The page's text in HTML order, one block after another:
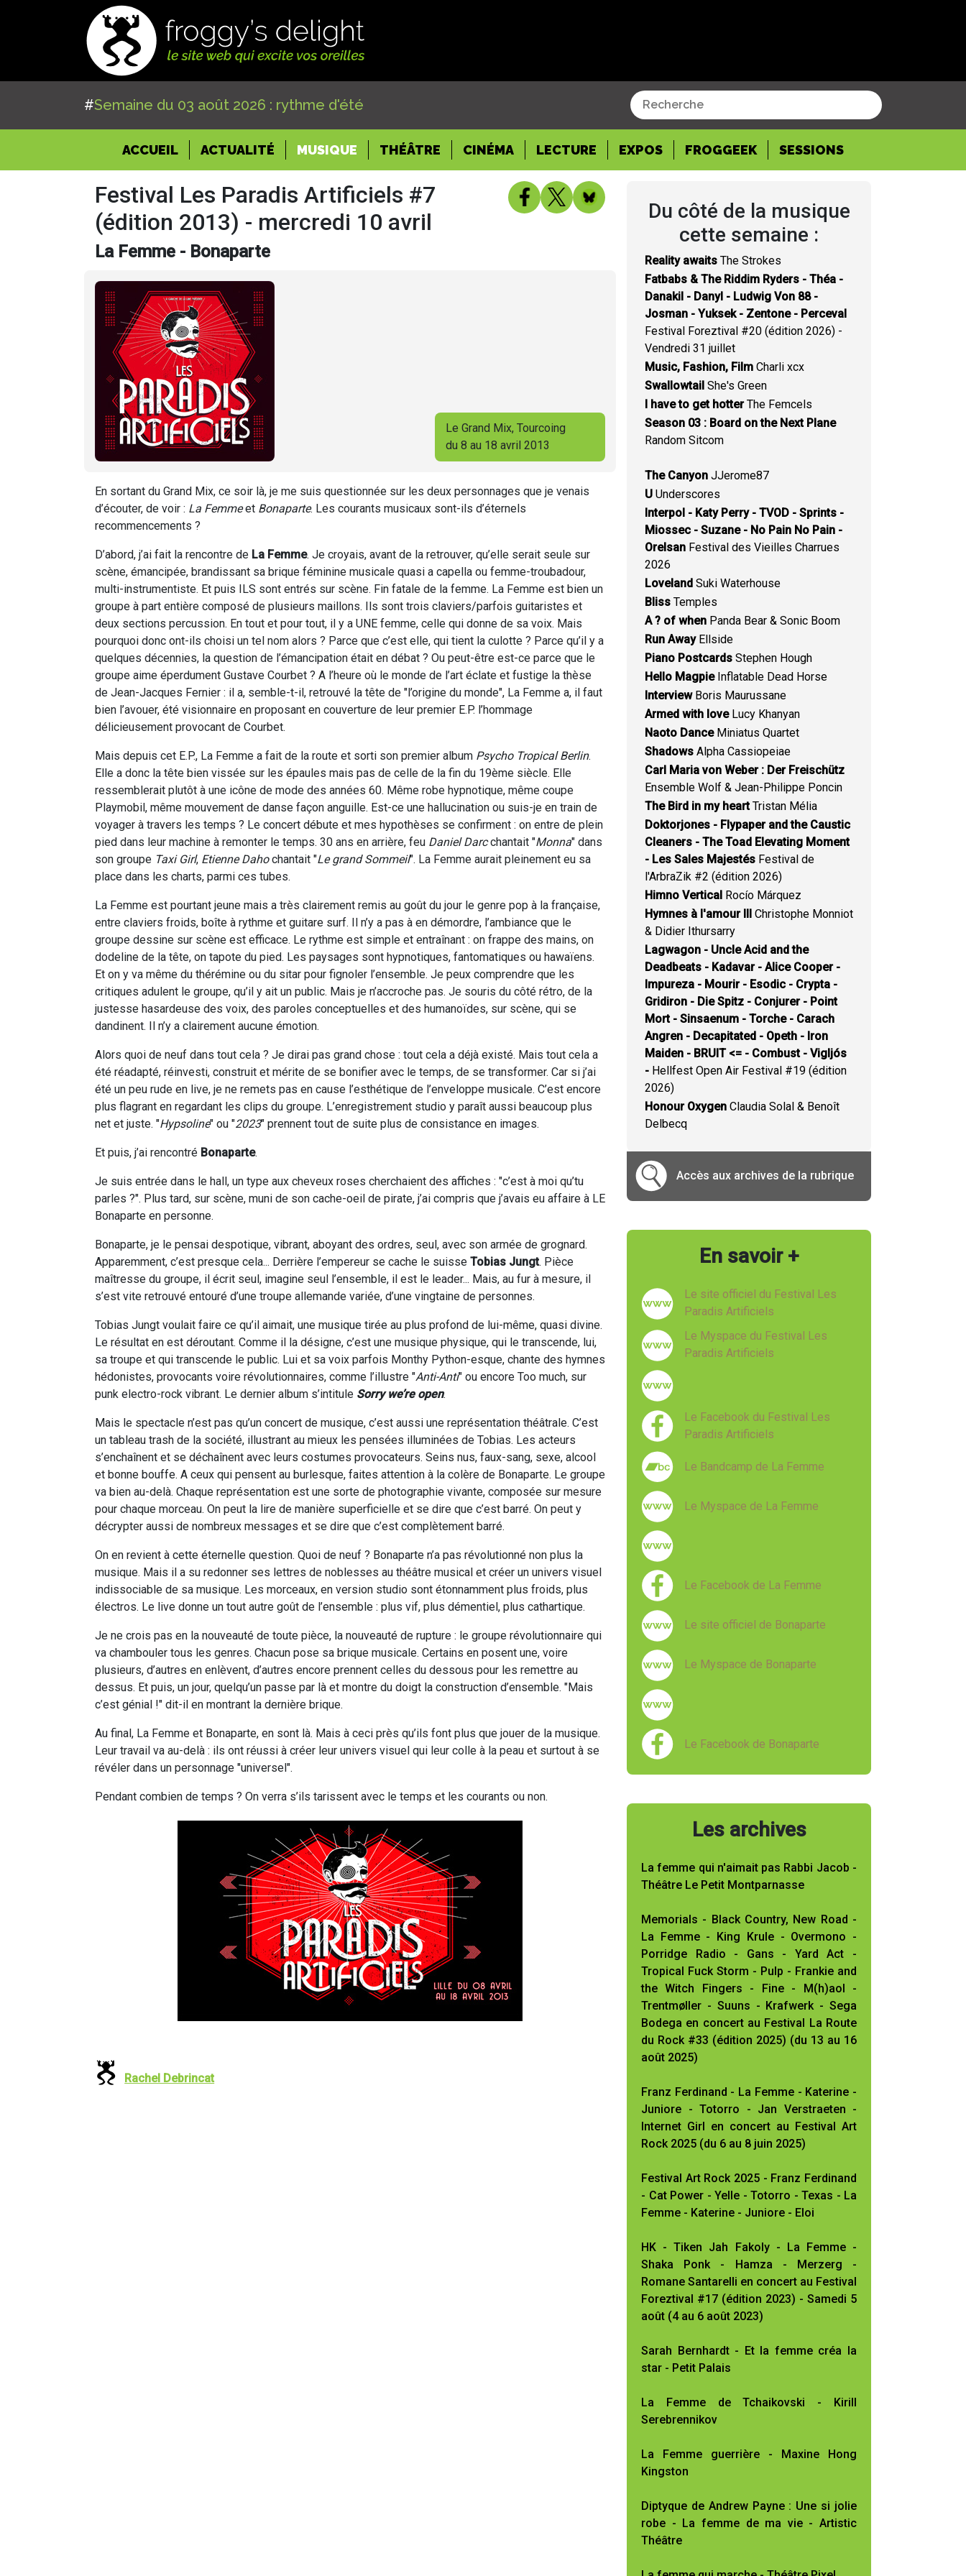
#Semaine du 03 août 2026 : rythme d'été
ACCUEIL(CURRENT)
ACTUALITÉ MUSIQUE THÉÂTRE CINÉMA LECTURE EXPOS FROGGEEK SESSIONS
Festival Les Paradis Artificiels #7
(édition 2013) - mercredi 10 avril
La Femme - Bonaparte
Le Grand Mix, Tourcoing
du 8 au 18 avril 2013
En sortant du Grand Mix, ce soir là, je me suis questionnée sur les deux personnages que je venais
d’écouter, de voir : La Femmeet Bonaparte. Les courants musicaux sont-ils d’éternels
recommencements ?
D’abord, j’ai fait la rencontre de La Femme. Je croyais, avant de la retrouver, qu’elle serait seule sur
scène, émancipée, brandissant sa brique féminine musicale quasi a capella ou femme-troubadour,
multi-instrumentiste. Et puis ILS sont entrés sur scène. Fin fatale de la femme. La Femme est bien un
groupe à part entière composé de plusieurs maillons. Ils sont trois claviers/parfois guitaristes et
deux sections percussion. En tout et pour tout, il y a UNE femme, celle qui donne de sa voix. Mais
pourquoi donc ont-ils choisi un tel nom alors ? Parce que c’est elle, qui tient la culotte ? Parce qu’il y a
quelques décennies, la question de l’émancipation était en débat ? Ou peut-être est-ce parce que le
groupe aime éperdument Gustave Courbet ? A l’heure où le monde de l’art éclate et fustige la thèse
de Jean-Jacques Fernier : il a, semble-t-il, retrouvé la tête de "l’origine du monde", La Femme a, il faut
bien l’avouer, été visionnaire en proposant en couverture de leur premier E.P. l’hommage
délicieusement provocant de Courbet.
Mais depuis cet E.P., La Femme a fait de la route et sorti son premier album Psycho Tropical Berlin.
Elle a donc la tête bien vissée sur les épaules mais pas de celle de la fin du 19ème siècle. Elle
ressemblerait plutôt à une icône de mode des années 60. Même robe hypnotique, même coupe
Playmobil, même mouvement de danse façon anguille. Est-ce une hallucination ou suis-je en train de
voyager à travers les temps ? Le concert débute et mes hypothèses se confirment : on entre de plein
pied dans leur machine à remonter le temps. 30 ans en arrière, feu Daniel Darcchantait "Monna" dans
son groupe Taxi Girl, Etienne Dahochantait "Le grand Sommeil". La Femme aurait pleinement eu sa
place dans les charts, parmi ces tubes.
La Femme est pourtant jeune mais a très clairement remis au goût du jour le genre pop à la française,
entre claviers froids, boîte à rythme et guitare surf. Il n’y a pas à en démordre, l’ambiance que le
groupe dessine sur scène est efficace. Le rythme est simple et entraînant : on frappe des mains, on
dodeline de la tête, on tapote du pied. Les paysages sont hypnotiques, fantomatiques ou hawaïens.
Et on y va même du thérémine ou du sitar pour fignoler l’ensemble. Je peux comprendre que les
critiques adulent le groupe, qu’il y ait un public. Mais je n’accroche pas. Je souris du côté rétro, de la
justesse hasardeuse des voix, des paroles conceptuelles et des humanoïdes, sur scène, qui se
dandinent. Il n’y a clairement aucune émotion.
Alors quoi de neuf dans tout cela ? Je dirai pas grand chose : tout cela a déjà existé. Mais tout cela a
été réadapté, réinvesti, construit et mérite de se bonifier avec le temps, de se transformer. Car si j’ai
été un peu rude en live, je ne remets pas en cause l’esthétique de l’enveloppe musicale. C’est encore
plus flagrant en regardant les clips du groupe. L’enregistrement studio y paraît aussi beaucoup plus
net et juste. "Hypsoline" ou "2023" prennent tout de suite plus de consistance en images.
Et puis, j’ai rencontré Bonaparte.
Je suis entrée dans le hall, un type aux cheveux roses cherchaient des affiches : "c’est à moi qu’tu
parles ?". Plus tard, sur scène, muni de son cache-oeil de pirate, j’ai compris que j’avais eu affaire à LE
Bonaparte en personne.
Bonaparte, je le pensai despotique, vibrant, aboyant des ordres, seul, avec son armée de grognard.
Apparemment, c’est presque cela... Derrière l’empereur se cache le suisse Tobias Jungt. Pièce
maîtresse du groupe, il écrit seul, imagine seul l’ensemble, il est le leader... Mais, au fur à mesure, il
s’est vite retrouvé entouré d’une troupe allemande variée, d’une vingtaine de personnes.
Tobias Jungt voulait faire ce qu’il aimait, une musique tirée au plus profond de lui-même, quasi divine.
Le résultat en est déroutant. Comme il la désigne, c’est une musique physique, qui le transcende, lui,
sa troupe et qui transcende le public. Lui et sa voix parfois Monthy Python-esque, chante des hymnes
hédonistes, provocants voire révolutionnaires, comme l’illustre "Anti-Anti" ou encore Too much, sur
punk electro-rock vibrant. Le dernier album s’intitule Sorry we’re open.
Mais le spectacle n’est pas qu’un concert de musique, c’est aussi une représentation théâtrale. C’est
un tableau trash de la société, illustrant au mieux les pensées illuminées de Tobias. Les acteurs
s’enchaînent et se déchaînent avec leurs costumes provocateurs. Seins nus, faux-sang, sexe, alcool
et bonne bouffe. A ceux qui pensent au burlesque, faites attention à la colère de Bonaparte. Le groupe
va bien au-delà. Chaque représentation est une sorte de photographie vivante, composée sur mesure
pour chaque morceau. On peut la lire de manière superficielle et se dire que c’est barré. On peut y
décrypter aussi de nombreux messages et se dire que c’est complètement barré.
On en revient à cette éternelle question. Quoi de neuf ? Bonaparte n’a pas révolutionné non plus la
musique. Mais il a su redonner ses lettres de noblesses au théâtre musical et créer un univers visuel
indissociable de sa musique. Les morceaux, en version studio sont étonnamment plus froids, plus
électros. Le live donne un tout autre goût de l’ensemble : plus vif, plus démentiel, plus cathartique.
Je ne crois pas en la nouveauté de toute pièce, la nouveauté de rupture : le groupe révolutionnaire qui
va chambouler tous les genres. Chacun pose sa brique musicale. Certains en posent une, voire
plusieurs, d’autres en enlèvent, d’autres encore prennent celles du dessous pour les remettre au
dessus. Et puis, un jour, quelqu’un passe par là et montre du doigt la construction d’ensemble. "Mais
c’est génial !" dit-il en montrant la dernière brique.
Au final, La Femme et Bonaparte, en sont là. Mais à ceci près qu’ils font plus que jouer de la musique.
Leur travail va au-delà : ils ont réussi à créer leur univers visuel qui leur colle à la peau et surtout à se
révéler dans un personnage "universel".
Pendant combien de temps ? On verra s’ils tarissent avec le temps et les courants ou non.
Rachel Debrincat
Du côté de la musique
cette semaine :
Reality awaits The Strokes
Fatbabs & The Riddim Ryders - Théa -
Danakil - Danyl - Ludwig Von 88 -
Josman - Yuksek - Zentone - Perceval
Festival Foreztival #20 (édition 2026) -
Vendredi 31 juillet
Music, Fashion, Film Charli xcx
Swallowtail She's Green
I have to get hotterThe Femcels
Season 03 : Board on the Next Plane
Random Sitcom
The Canyon JJerome87
U Underscores
Interpol - Katy Perry - TVOD - Sprints -
Miossec - Suzane - No Pain No Pain -
Orelsan Festival des Vieilles Charrues
2026
Loveland Suki Waterhouse
Bliss Temples
A ? of when Panda Bear & Sonic Boom
Run AwayEllside
Piano Postcards Stephen Hough
Hello MagpieInflatable Dead Horse
InterviewBoris Maurussane
Armed with loveLucy Khanyan
Naoto DanceMiniatus Quartet
Shadows Alpha Cassiopeiae
Carl Maria von Weber : Der Freischütz
Ensemble Wolf & Jean-Philippe Poncin
The Bird in my heartTristan Mélia
Doktorjones - Flypaper and the Caustic
Cleaners - The Toad Elevating Moment
- Les Sales Majestés Festival de
l'ArbraZik #2 (édition 2026)
Himno Vertical Rocío Márquez
Hymnes à l'amour III Christophe Monniot
& Didier Ithursarry
Lagwagon - Uncle Acid and the
Deadbeats - Kadavar - Alice Cooper -
Impureza - Mourir - Esodic - Crypta -
Gridiron - Die Spitz - Conjurer - Point
Mort - Sinsaenum - Torche - Carach
Angren - Decapitated - Opeth - Iron
Maiden - BRUIT <= - Combust - Vigljós
- Hellfest Open Air Festival #19 (édition
2026)
Honour Oxygen Claudia Solal & Benoît
Delbecq
Accès aux archives de la rubrique
En savoir +
Le site officiel du Festival Les
Paradis Artificiels
Le Myspace du Festival Les
Paradis Artificiels
Le Facebook du Festival Les
Paradis Artificiels
Le Bandcamp de La Femme
Le Myspace de La Femme
Le Facebook de La Femme
Le site officiel de Bonaparte
Le Myspace de Bonaparte
Le Facebook de Bonaparte
Les archives
La femme qui n'aimait pas Rabbi Jacob -
Théâtre Le Petit Montparnasse
Memorials - Black Country, New Road -
La Femme - King Krule - Overmono -
Porridge Radio - Gans - Yard Act -
Tropical Fuck Storm - Pulp - Frankie and
the Witch Fingers - Fine - M(h)aol -
Trentmøller - Suuns - Krafwerk - Sega
Bodega en concert au Festival La Route
du Rock #33 (édition 2025) (du 13 au 16
août 2025)
Franz Ferdinand - La Femme - Katerine -
Juniore - Totorro - Jan Verstraeten -
Internet Girl en concert au Festival Art
Rock 2025 (du 6 au 8 juin 2025)
Festival Art Rock 2025 - Franz Ferdinand
- Cat Power - Yelle - Totorro - Texas - La
Femme - Katerine - Juniore - Eloi
HK - Tiken Jah Fakoly - La Femme -
Shaka Ponk - Hamza - Merzerg -
Romane Santarelli en concert au Festival
Foreztival #17 (édition 2023) - Samedi 5
août (4 au 6 août 2023)
Sarah Bernhardt - Et la femme créa la
star - Petit Palais
La Femme de Tchaikovski - Kirill
Serebrennikov
La Femme guerrière - Maxine Hong
Kingston
Diptyque de Andrew Payne : Une si jolie
robe - La femme de ma vie - Artistic
Théâtre